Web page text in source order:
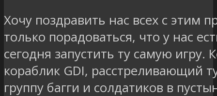
Хочу поздравить нас всех с этим
только порадоваться, что у нас
сегодня запустить ту самую игру.
кораблик GDI, расстреливающий
группу багги и солдатиков в